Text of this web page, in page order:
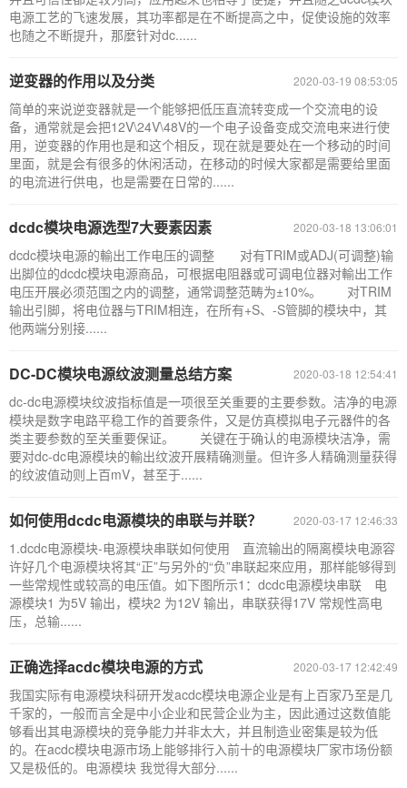
电源工艺的飞速发展，其功率都是在不断提高之中，促使设施的效率
也随之不断提升，那麼针对dc......
2020-03-19 08:53:05
逆变器的作用以及分类
简单的来说逆变器就是一个能够把低压直流转变成一个交流电的设
备，通常就是会把12V\24V\48V的一个电子设备变成交流电来进行使
用，逆变器的作用也是和这个相反，现在就是要处在一个移动的时间
里面，就是会有很多的休闲活动，在移动的时候大家都是需要给里面
的电流进行供电，也是需要在日常的......
2020-03-18 13:06:01
dcdc模块电源选型7大要素因素
dcdc模块电源的輸出工作电压的调整 对有TRIM或ADJ(可调整)输
出脚位的dcdc模块电源商品，可根据电阻器或可调电位器对輸出工作
电压开展必须范围之内的调整，通常调整范畴为±10%。 对TRIM
输出引脚，将电位器与TRIM相连，在所有+S、-S管脚的模块中，其
他两端分别接......
2020-03-18 12:54:41
DC-DC模块电源纹波测量总结方案
dc-dc电源模块纹波指标值是一项很至关重要的主要参数。洁净的电源
模块是数字电路平稳工作的首要条件，又是仿真模拟电子元器件的各
类主要参数的至关重要保证。 关键在于确认的电源模块洁净，需
要对dc-dc电源模块的輸出纹波开展精确测量。但许多人精确测量获得
的纹波值动则上百mV，甚至于......
2020-03-17 12:46:33
如何使用dcdc电源模块的串联与并联？
1.dcdc电源模块-电源模块串联如何使用 直流输出的隔离模块电源容
许好几个电源模块将其“正”与另外的“负”串联起來应用，那样能够得到
一些常规性或较高的电压值。如下图所示1：dcdc电源模块串联 电
源模块1 为5V 输出，模块2 为12V 输出，串联获得17V 常规性高电
压，总输......
2020-03-17 12:42:49
正确选择acdc模块电源的方式
我国实际有电源模块科研开发acdc模块电源企业是有上百家乃至是几
千家的，一般而言全是中小企业和民营企业为主，因此通过这数值能
够看出其电源模块的竞争能力并非太大，并且制造业密集是较为低
的。在acdc模块电源市场上能够排行入前十的电源模块厂家市场份额
又是极低的。电源模块 我觉得大部分......